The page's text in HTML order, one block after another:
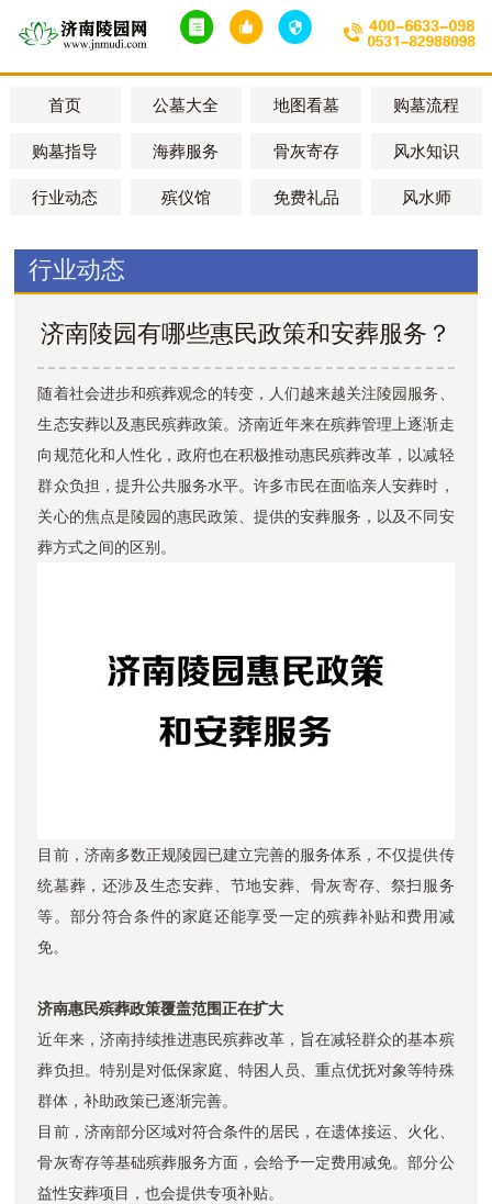
首页 公墓大全 地图看墓 购墓流程
购墓指导 海葬服务 骨灰寄存 风水知识
行业动态 殡仪馆 免费礼品 风水师
行业动态
济南陵园有哪些惠民政策和安葬服务？
随着社会进步和殡葬观念的转变，人们越来越关注陵园服务、
生态安葬以及惠民殡葬政策。济南近年来在殡葬管理上逐渐走
向规范化和人性化，政府也在积极推动惠民殡葬改革，以减轻
群众负担，提升公共服务水平。许多市民在面临亲人安葬时，
关心的焦点是陵园的惠民政策、提供的安葬服务，以及不同安
葬方式之间的区别。
目前，济南多数正规陵园已建立完善的服务体系，不仅提供传
统墓葬，还涉及生态安葬、节地安葬、骨灰寄存、祭扫服务
等。部分符合条件的家庭还能享受一定的殡葬补贴和费用减
免。
济南惠民殡葬政策覆盖范围正在扩大
近年来，济南持续推进惠民殡葬改革，旨在减轻群众的基本殡
葬负担。特别是对低保家庭、特困人员、重点优抚对象等特殊
群体，补助政策已逐渐完善。
目前，济南部分区域对符合条件的居民，在遗体接运、火化、
骨灰寄存等基础殡葬服务方面，会给予一定费用减免。部分公
益性安葬项目，也会提供专项补贴。